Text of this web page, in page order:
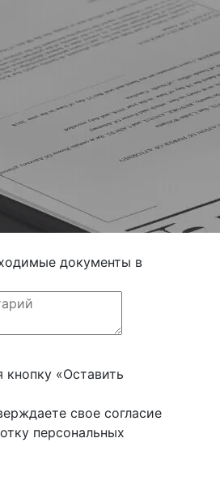
документы в
«Оставить
свое согласие
персональных